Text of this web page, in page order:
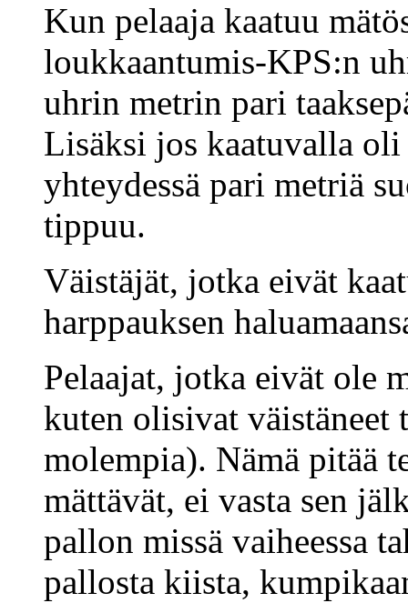
Kun pelaaja kaatuu
loukkaantumis-KPS:n
uhrin metrin pari
Lisäksi jos kaatuvalla oli
yhteydessä pari metriä
tippuu.
Väistäjät, jotka eivät
harppauksen
Pelaajat, jotka eivät ole
kuten olisivat väistäneet
molempia). Nämä pitää
mättävät, ei vasta sen
pallon missä vaiheessa
pallosta kiista,